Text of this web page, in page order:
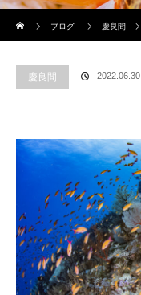
ブログ
慶良間
慶良間 2022.06.30